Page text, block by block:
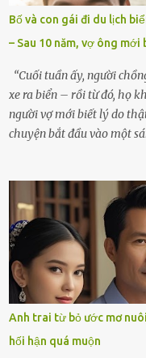
sắp xếp lại bàn thờ vợ.
đó kỳ lạ mà tôi không thể
cúi xuống lau chùi bát
tôi giật mình. Và rồi, một
Bố và con gái đi du lịch
– Sau 10 năm, vợ ông mới
“Cuối tuần ấy, người
xe ra biển – rồi từ đó, họ
người vợ mới biết lý do
chuyện bắt đầu vào một
không kém. Ông Minh,
hôm ấy lại đặc biệt vui
cùng cô con gái 8 tuổi tên
con đi biển hai ngày, để
sẽ kể cho em nghe cả
hiền, vuốt tóc vợ. Bà
lòng cũng rộn ràng. Bà
nên lần này cũng đành ở
“Con sẽ nhặt thật nhiều vỏ
Anh trai từ bỏ ước mơ
hối hận quá muộn